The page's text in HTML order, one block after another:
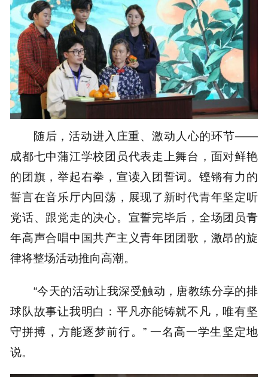
随后，活动进入庄重、激动人心的环节——
成都七中蒲江学校团员代表走上舞台，面对鲜艳
的团旗，举起右拳，宣读入团誓词。铿锵有力的
誓言在音乐厅内回荡，展现了新时代青年坚定听
党话、跟党走的决心。宣誓完毕后，全场团员青
年高声合唱中国共产主义青年团团歌，激昂的旋
律将整场活动推向高潮。
“今天的活动让我深受触动，唐教练分享的排
球队故事让我明白：平凡亦能铸就不凡，唯有坚
守拼搏，方能逐梦前行。” 一名高一学生坚定地
说。